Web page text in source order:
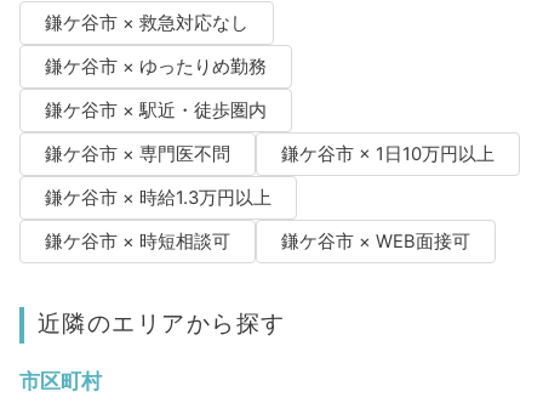
鎌ケ谷市 × 救急対応なし
鎌ケ谷市 × ゆったりめ勤務
鎌ケ谷市 × 駅近・徒歩圏内
鎌ケ谷市 × 専門医不問
鎌ケ谷市 × 1日10万円以上
鎌ケ谷市 × 時給1.3万円以上
鎌ケ谷市 × 時短相談可
鎌ケ谷市 × WEB面接可
近隣のエリアから探す
市区町村